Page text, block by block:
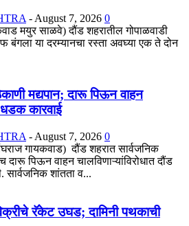
- August 7, 2026 0
मयुर साळवे) दौंड शहरातील गोपाळवाडी
बंगला या दरम्यानचा रस्ता अवघ्या एक ते दोन
मद्यपान; दारू पिऊन वाहन
धडक कारवाई
- August 7, 2026 0
गायकवाड) दौंड शहरात सार्वजनिक
दारू पिऊन वाहन चालविणाऱ्यांविरोधात दौंड
सार्वजनिक शांतता व...
रॅकेट उघड; दामिनी पथकाची